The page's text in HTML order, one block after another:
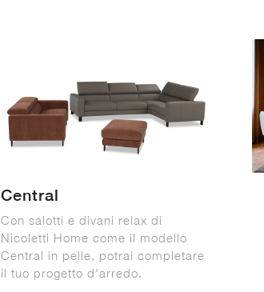
Central
Con salotti e divani relax di
Nicoletti Home come il modello
Central in pelle, potrai completare
il tuo progetto d'arredo.